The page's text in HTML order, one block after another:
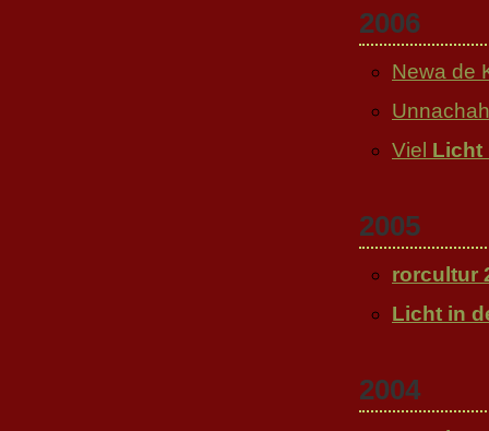
2006
Newa de
Viel Licht
2005
rorcultur
Licht in
2004